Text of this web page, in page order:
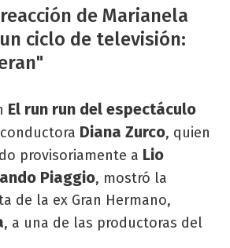
de Marianela
ciclo de televisión:
El run run del espectáculo
Diana Zurco, quien
provisoriamente a Lio
Piaggio, mostró la
de la ex Gran Hermano,
, a una de las productoras del